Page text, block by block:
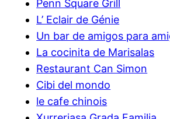
Penn Square Grill
L’ Eclair de Génie
Un bar de amigos para
La cocinita de Marisalas
Restaurant Can Simon
Cibi del mondo
le cafe chinois